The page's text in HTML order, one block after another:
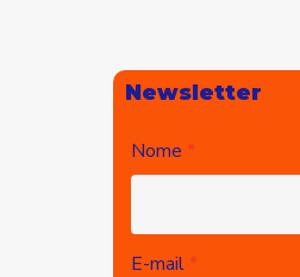
Newsletter
Nome
E-mail